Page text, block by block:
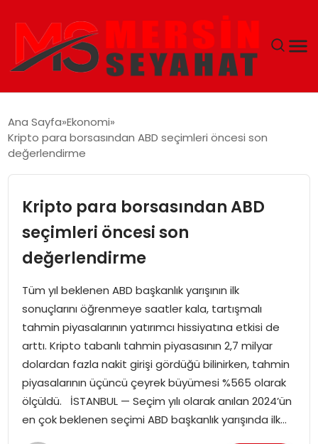
EKONOMI
TEKNOLOJI
GÜNCEL
Ana Sayfa Ekonomi
Kripto para borsasından ABD seçimleri öncesi son
değerlendirme
Kripto para borsasından ABD
seçimleri öncesi son
değerlendirme
Tüm yıl beklenen ABD başkanlık yarışının ilk
sonuçlarını öğrenmeye saatler kala, tartışmalı
tahmin piyasalarının yatırımcı hissiyatına etkisi de
arttı. Kripto tabanlı tahmin piyasasının 2,7 milyar
dolardan fazla nakit girişi gördüğü bilinirken, tahmin
piyasalarının üçüncü çeyrek büyümesi %565 olarak
ölçüldü. İSTANBUL — Seçim yılı olarak anılan 2024’ün
en çok beklenen seçimi ABD başkanlık yarışında ilk…